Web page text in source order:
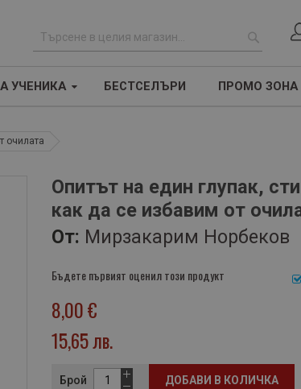
р
УЧЕНИКА БЕСТСЕЛЪРИ ПРОМО ЗОНА
очилата
Опитът на един глупак,
как да се избавим от
От: Мирзакарим Норбеков
Бъдете първият оценил този продукт
8,00 €
15,65 лв.
Брой ДОБАВИ В КОЛИЧКА